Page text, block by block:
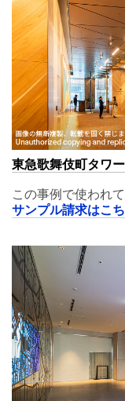
東急歌舞伎町タワー
この事例で使われ
サンプル請求はこ